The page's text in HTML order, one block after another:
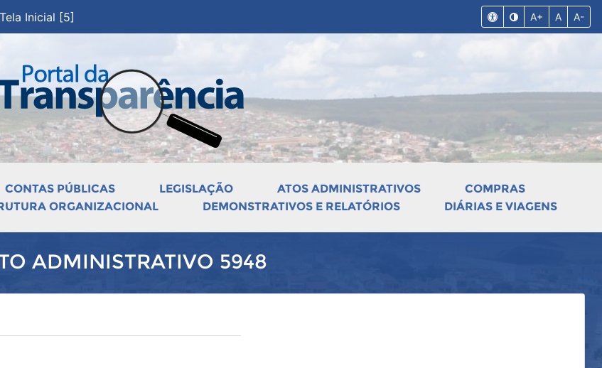
Tela Inicial [5] A+ A A-
CONTAS PÚBLICAS LEGISLAÇÃO ATOS ADMINISTRATIVOS
COMPRAS
ORGANIZACIONAL DEMONSTRATIVOS E RELATÓRIOS DIÁRIAS E VIAGENS
ADMINISTRATIVO 5948